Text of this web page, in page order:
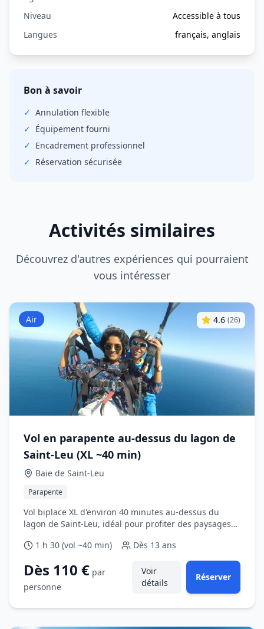
Niveau
Accessible à tous
Langues
français, anglais
Bon à savoir
✓ Annulation flexible
✓ Équipement fourni
✓ Encadrement professionnel
✓ Réservation sécurisée
Activités similaires
Découvrez d'autres expériences qui pourraient
vous intéresser
Air 4.6 (26)
Vol en parapente au‑dessus du lagon de
Saint‑Leu (XL ~40 min)
Baie de Saint‑Leu
Parapente
Vol biplace XL d'environ 40 minutes au‑dessus du
lagon de Saint‑Leu, idéal pour profiter des paysages
1 h 30 (vol ~40 min)
Dès 13 ans
Dès 110 € par
personne
Voir
détails
Réserver